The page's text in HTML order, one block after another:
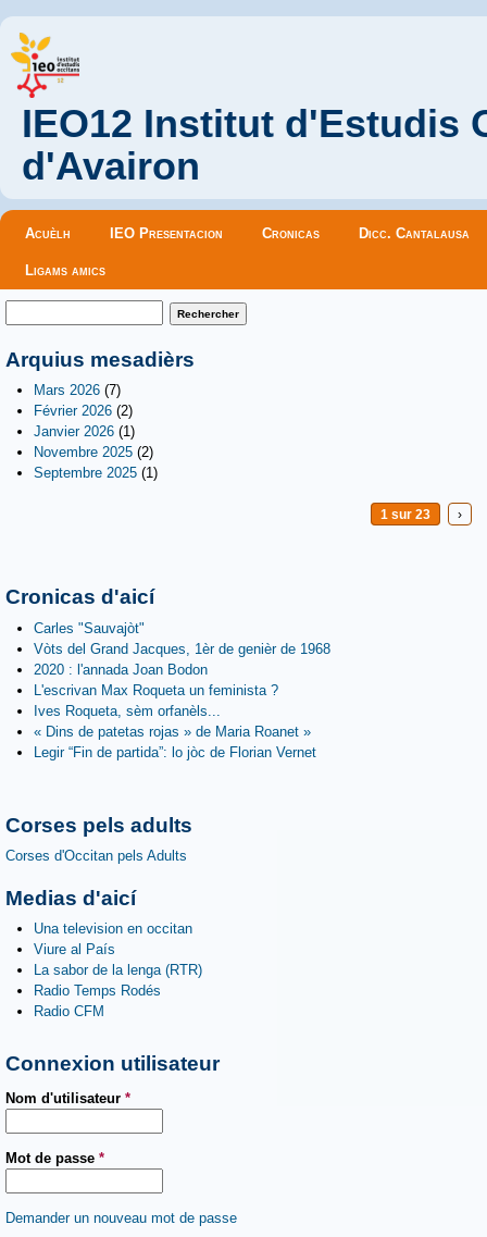
IEO12 Institut d'Estudis
d'Avairon
Menu principal
Acuèlh IEO Presentacion Cronicas Dicc. Cantalausa
Ligams amics
Formulaire de recherche
Arquius mesadièrs
Mars 2026 (7)
Février 2026 (2)
Janvier 2026 (1)
Novembre 2025 (2)
Septembre 2025 (1)
1 sur 23 ›
Cronicas d'aicí
Carles "Sauvajòt"
Vòts del Grand Jacques, 1èr de genièr de 1968
2020 : l'annada Joan Bodon
L'escrivan Max Roqueta un feminista ?
Ives Roqueta, sèm orfanèls...
« Dins de patetas rojas » de Maria Roanet »
Legir “Fin de partida”: lo jòc de Florian Vernet
Corses pels adults
Corses d'Occitan pels Adults
Medias d'aicí
Una television en occitan
Viure al País
La sabor de la lenga (RTR)
Radio Temps Rodés
Radio CFM
Connexion utilisateur
Nom d'utilisateur *
Mot de passe *
Demander un nouveau mot de passe